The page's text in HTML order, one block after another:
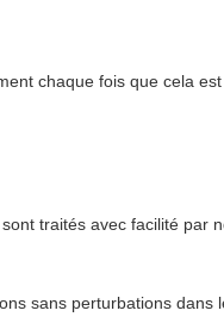
chaque fois que cela
traités avec facilité par
sans perturbations dans